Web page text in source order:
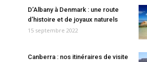
D’Albany à Denmark : une route
d’histoire et de joyaux naturels
15 septembre 2022
Canberra : nos itinéraires de visite